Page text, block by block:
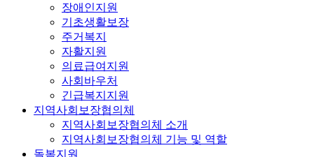
장애인지원
기초생활보장
주거복지
자활지원
의료급여지원
사회바우처
긴급복지지원
지역사회보장협의체
지역사회보장협의체 소개
지역사회보장협의체 기능 및 역할
돌봄지원